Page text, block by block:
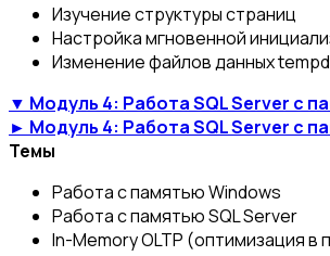
Изучение структуры страниц
Настройка мгновенной
Изменение файлов данных
▼ Модуль 4: Работа SQL Server с
► Модуль 4: Работа SQL Server с
Темы
Работа с памятью Windows
Работа с памятью SQL Server
In-Memory OLTP (оптимизация в